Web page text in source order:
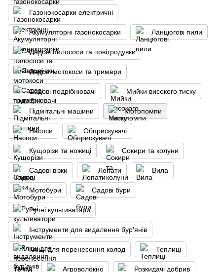
Газонокосарки електричні
Акумуляторні газонокосарки Ланцюгові пили
Садові пилососи та повітродувки
Садові мотокоси та тримери
Садові подрібнювачі Мийки високого тиску
Підмітальні машини Мотопомпи
Насоси Обприскувачі
Кущорізи та ножиці Сокири та колуни
Садові візки Лопати Вила
Мотобури Садові бури
Ручні культиватори
Інструменти для видалення бур'янів
Кліщі для перенесення колод Теплиці
Тенти Агроволокно Розкидачі добрив